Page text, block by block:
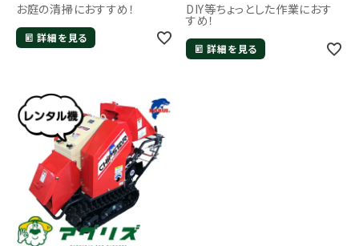
お庭の清掃におすすめ！
詳細を見る
DIY等ちょっとした作業におす
すめ！
詳細を見る